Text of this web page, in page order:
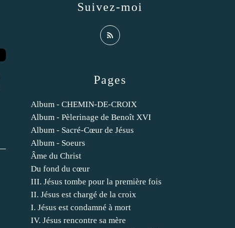
Pages
Album - CHEMIN-DE-CROIX
Album - Pèlerinage de Benoît XVI
Album - Sacré-Cœur de Jésus
Album - Soeurs
Âme du Christ
Du fond du cœur
III. Jésus tombe pour la première fois
II. Jésus est chargé de la croix
I. Jésus est condamné à mort
IV. Jésus rencontre sa mère
Suivez-moi